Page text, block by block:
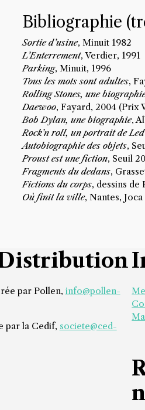
Bibliographie
Sortie d’usine, Minuit 1982
L’Enterrement, Verdier, 1991
Parking, Minuit, 1996
Tous les mots sont adultes,
Rolling Stones, une
Daewoo, Fayard, 2004 (Prix
Bob Dylan, une biographie,
Rock’n roll, un portrait de
Autobiographie des objets,
Proust est une fiction, Seuil
Fragments du dedans,
Fictions du corps, dessins de
Où finit la ville, Nantes,
par Pollen, info@pollen-
par la Cedif, societe@ced-